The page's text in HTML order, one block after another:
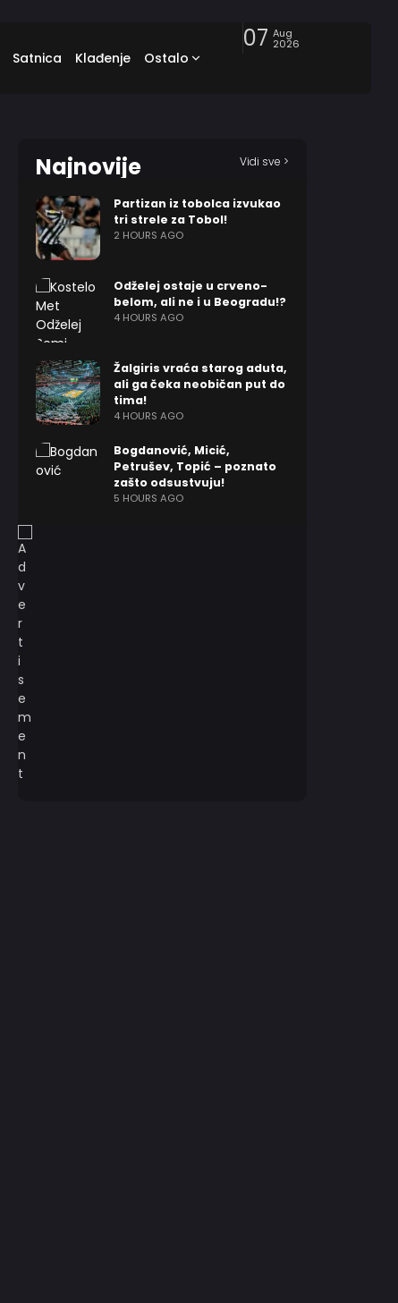
Satnica Klađenje Ostalo
07 Aug
2026
Najnovije Vidi sve >
Partizan iz tobolca izvukao
tri strele za Tobol!
2 HOURS AGO
Odželej ostaje u crveno-
belom, ali ne i u Beogradu!?
4 HOURS AGO
Žalgiris vraća starog aduta,
ali ga čeka neobičan put do
tima!
4 HOURS AGO
Bogdanović, Micić,
Petrušev, Topić – poznato
zašto odsustvuju!
5 HOURS AGO